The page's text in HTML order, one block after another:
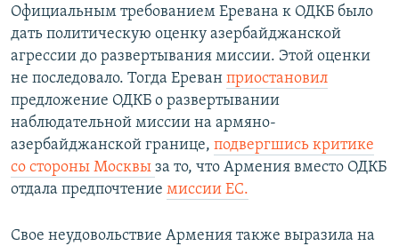
Официальным требованием Еревана к ОДКБ было
дать политическую оценку азербайджанской
агрессии до развертывания миссии. Этой оценки
не последовало. Тогда Ереван приостановил
предложение ОДКБ о развертывании
наблюдательной миссии на армяно-
азербайджанской границе, подвергшись критике
со стороны Москвы за то, что Армения вместо ОДКБ
отдала предпочтение миссии ЕС.
Свое неудовольствие Армения также выразила на